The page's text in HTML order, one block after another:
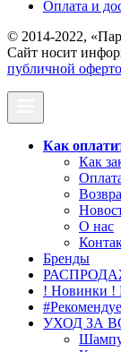
Оплата и
© 2014-2022,
Cайт носит
публичной
Как
Как
О нас
Бренды
! Новинки !
УХОД ЗА